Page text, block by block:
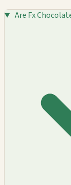
Are Fx